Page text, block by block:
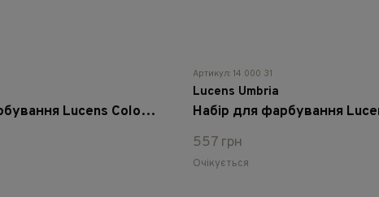
Набір для фарбування Lucens Color 5.17 - Холодна кава
Артикул: 14 000 31
Lucens Umbria
557 грн
Очікується